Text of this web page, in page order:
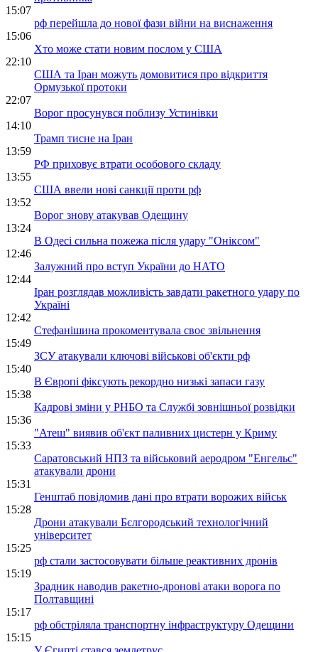
15:07
рф перейшла до нової фази війни на виснаження
15:06
Хто може стати новим послом у США
22:10
США та Іран можуть домовитися про відкриття
Ормузької протоки
22:07
Ворог просунувся поблизу Устинівки
14:10
Трамп тисне на Іран
13:59
РФ приховує втрати особового складу
13:55
США ввели нові санкції проти рф
13:52
Ворог знову атакував Одещину
13:24
В Одесі сильна пожежа після удару "Оніксом"
12:46
Залужний про вступ України до НАТО
12:44
Іран розглядав можливість завдати ракетного удару по
Україні
12:42
Стефанішина прокоментувала своє звільнення
15:49
ЗСУ атакували ключові військові об'єкти рф
15:40
В Європі фіксують рекордно низькі запаси газу
15:38
Кадрові зміни у РНБО та Службі зовнішньої розвідки
15:36
"Атеш" виявив об'єкт паливних цистерн у Криму
15:33
Саратовський НПЗ та військовий аеродром "Енгельс"
атакували дрони
15:31
Генштаб повідомив дані про втрати ворожих військ
15:28
Дрони атакували Бєлгородський технологічний
університет
15:25
рф стали застосовувати більше реактивних дронів
15:19
Зрадник наводив ракетно-дронові атаки ворога по
Полтавщині
15:17
рф обстріляла транспортну інфраструктуру Одещини
15:15